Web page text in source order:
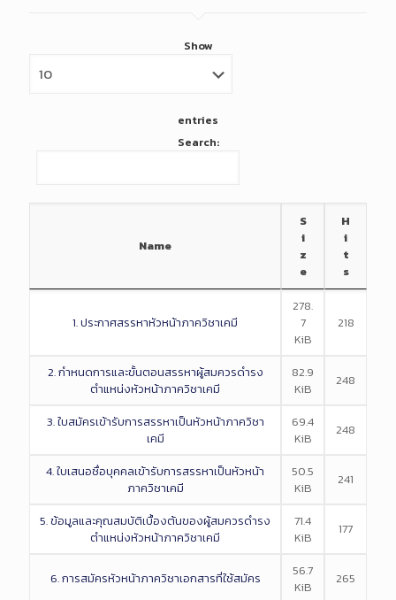
Show
entries
Search:
Name
S
i
z
e
H
i
t
s
1. ประกาศสรรหาหัวหน้าภาควิชาเคมี
278.
7
KiB
218
2. กำหนดการและขั้นตอนสรรหาผู้สมควรดำรง
ตำแหน่งหัวหน้าภาควิชาเคมี
82.9
KiB
248
3. ใบสมัครเข้ารับการสรรหาเป็นหัวหน้าภาควิชา
เคมี
69.4
KiB
248
4. ใบเสนอชื่อบุคคลเข้ารับการสรรหาเป็นหัวหน้า
ภาควิชาเคมี
50.5
KiB
241
5. ข้อมูลและคุณสมบัติเบื้องต้นของผู้สมควรดำรง
ตำแหน่งหัวหน้าภาควิชาเคมี
71.4
KiB
177
6. การสมัครหัวหน้าภาควิชาเอกสารที่ใช้สมัคร
56.7
KiB
265